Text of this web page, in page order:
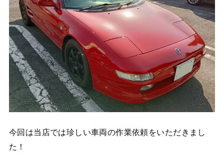
今回は当店では珍しい車両の作業依頼をいただきまし
た！